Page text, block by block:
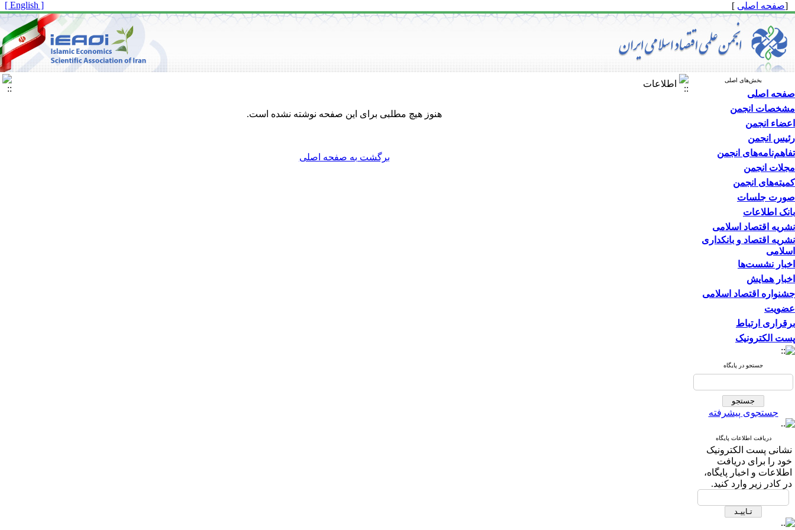
[صفحه اصلی ]
[ English ]
بخش‌های اصلی
صفحه اصلی
مشخصات انجمن
اعضاء انجمن
رئیس انجمن
تفاهم‌نامه‌های انجمن
مجلات انجمن
کمیته‌های انجمن
صورت جلسات
بانک اطلاعات
نشریه اقتصاد اسلامی
نشریه اقتصاد و بانکداری
اسلامی
اخبار نشست‌ها
اخبار همایش
جشنواره اقتصاد اسلامی
عضویت
برقراری ارتباط
پست الکترونیک
جستجو در پایگاه
جستجوی پیشرفته
دریافت اطلاعات پایگاه
نشانی پست الکترونیک
خود را برای دریافت
اطلاعات و اخبار پایگاه،
در کادر زیر وارد کنید.
اطلاعات
هنوز هیچ مطلبی برای این صفحه نوشته نشده است.
برگشت به صفحه اصلی